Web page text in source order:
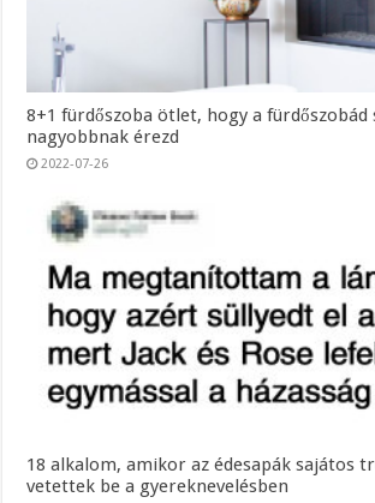
8+1 fürdőszoba ötlet, hogy a fürdőszobád
nagyobbnak érezd
2022-07-26
18 alkalom, amikor az édesapák sajátos
vetettek be a gyereknevelésben